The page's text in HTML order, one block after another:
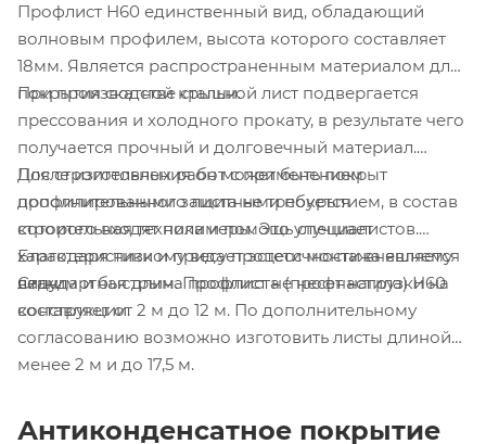
Профлист Н60 единственный вид, обладающий
волновым профилем, высота которого составляет
18мм. Является распространенным материалом для
покрытия скатной крыши.
При производстве стальной лист подвергается
прессования и холодного прокату, в результате чего
получается прочный и долговечный материал.
После изготовления он может быть покрыт
дополнительными защитными покрытием, в состав
которого входят полимеры. Это улучшает
характеристики и придает эстетичности внешнему
виду.
Для строительных работ с применением
профилированного листа не требуется
строительная техника и помощь специалистов.
Благодаря низкому весу процесс монтажа является
легким и быстрым. Профлист не несет нагрузки на
конструкции.
Стандартная длина профлиста (профнастила) Н60
составляет от 2 м до 12 м. По дополнительному
согласованию возможно изготовить листы длиной
менее 2 м и до 17,5 м.
Антиконденсатное покрытие